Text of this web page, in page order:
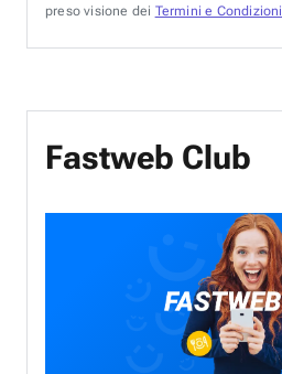
preso visione dei Termini e Condizioni
Fastweb Club